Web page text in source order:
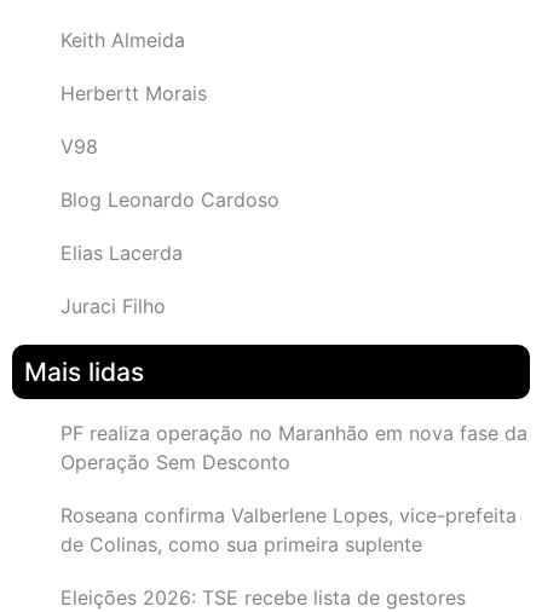
Keith Almeida
Herbertt Morais
V98
Blog Leonardo Cardoso
Elias Lacerda
Juraci Filho
Mais lidas
PF realiza operação no Maranhão em nova fase da
Operação Sem Desconto
Roseana confirma Valberlene Lopes, vice-prefeita
de Colinas, como sua primeira suplente
Eleições 2026: TSE recebe lista de gestores